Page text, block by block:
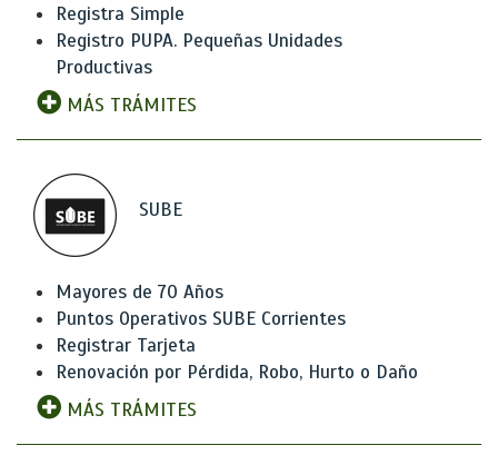
Registra Simple
Registro PUPA. Pequeñas Unidades
Productivas
MÁS TRÁMITES
SUBE
Mayores de 70 Años
Puntos Operativos SUBE Corrientes
Registrar Tarjeta
Renovación por Pérdida, Robo, Hurto o Daño
MÁS TRÁMITES